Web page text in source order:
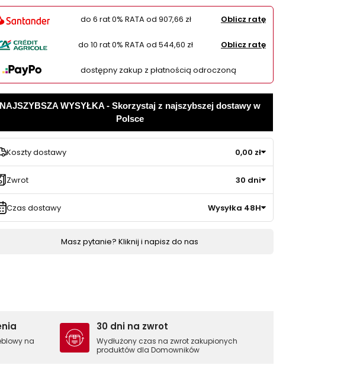
do 6 rat 0% RATA od 907,66 zł Oblicz ratę
do 10 rat 0% RATA od 544,60 zł Oblicz ratę
dostępny zakup z płatnością odroczoną
NAJSZYBSZA WYSYŁKA - Skorzystaj z najszybszej dostawy w
Polsce
Koszty dostawy 0,00 zł
Zwrot 30 dni
Czas dostawy Wysyłka 48H
Masz pytanie? Kliknij i napisz do nas
na
30 dni na zwrot
Wydłużony czas na zwrot zakupionych
produktów dla Domowników